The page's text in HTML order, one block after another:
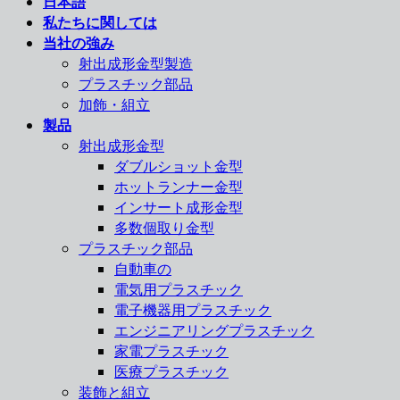
私たちに関しては
当社の強み
射出成形金型製造
プラスチック部品
加飾・組立
製品
射出成形金型
ダブルショット金型
ホットランナー金型
インサート成形金型
多数個取り金型
プラスチック部品
自動車の
電気用プラスチック
電子機器用プラスチック
エンジニアリングプラスチック
家電プラスチック
医療プラスチック
装飾と組立